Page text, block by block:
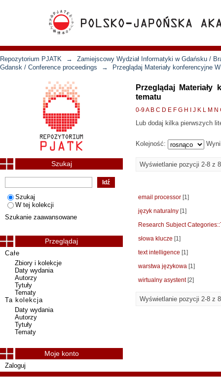
Repozytorium PJATK →
Zamiejscowy Wydział Informatyki w Gdańsku /
Gdansk / Conference proceedings
→ Przeglądaj Materiały konferencyjne
Przeglądaj
tematu
0-9A B C D E F G H J K L M N
Lub dodaj kilka pierwszych
Kolejność:
Wyświetlanie pozycji 2-8 z 8
email processor [1]
język naturalny [1]
Research Subject
słowa klucze [1]
text intelligence [1]
warstwa językowa [1]
wirtualny asystent[2]
Wyświetlanie pozycji 2-8 z 8
Szukaj
Szukaj
W tej kolekcji
Szukanie zaawansowane
Przeglądaj
Całe
Zbiory i kolekcje
Daty wydania
Autorzy
Tytuły
Tematy
Ta kolekcja
Daty wydania
Autorzy
Tytuły
Tematy
Moje konto
Zaloguj